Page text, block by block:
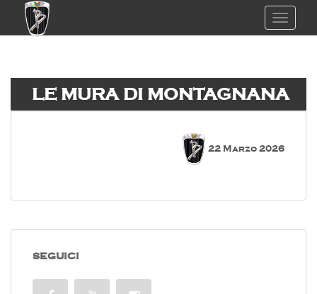
LE MURA DI MONTAGNANA
22 Marzo 2026
SEGUICI